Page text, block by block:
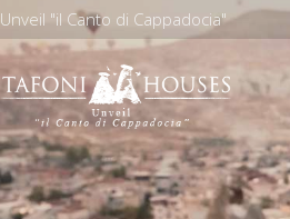
Unveil "il Canto di Cappadocia"